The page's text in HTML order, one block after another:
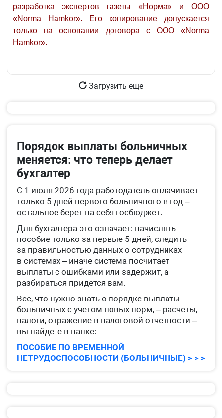
разработка экспертов газеты «Норма» и ООО
«Norma Hamkor». Его копирование допускается
только на основании договора с ООО «Norma
Hamkor».
Загрузить еще
Порядок выплаты больничных
меняется: что теперь делает
бухгалтер
С 1 июля 2026 года работодатель оплачивает
только 5 дней первого больничного в год –
остальное берет на себя госбюджет.
Для бухгалтера это означает: начислять
пособие только за первые 5 дней, следить
за правильностью данных о сотрудниках
в системах – иначе система посчитает
выплаты с ошибками или задержит, а
разбираться придется вам.
Все, что нужно знать о порядке выплаты
больничных с учетом новых норм, – расчеты,
налоги, отражение в налоговой отчетности –
вы найдете в папке:
ПОСОБИЕ ПО ВРЕМЕННОЙ
НЕТРУДОСПОСОБНОСТИ (БОЛЬНИЧНЫЕ) > > >